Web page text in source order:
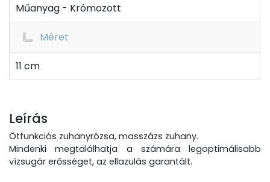
Műanyag - Krómozott
Méret
11 cm
Leírás
Ötfunkciós zuhanyrózsa, masszázs zuhany.
Mindenki megtalálhatja a számára legoptimálisabb
vízsugár erősséget, az ellazulás garantált.